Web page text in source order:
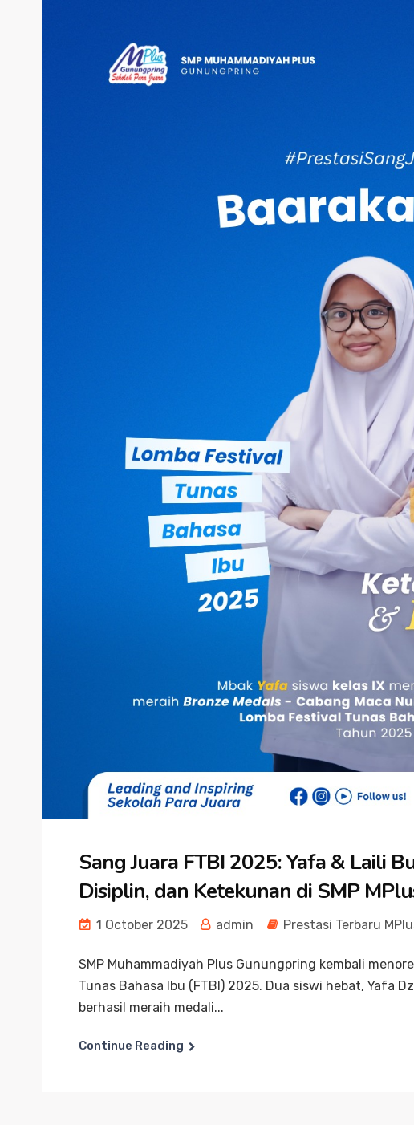
Sang Juara FTBI 2025: Yafa & Laili
Disiplin, dan Ketekunan di SMP
1 October 2025 admin Prestasi Terbaru
SMP Muhammadiyah Plus Gunungpring kembali
Tunas Bahasa Ibu (FTBI) 2025. Dua siswi hebat, Yafa
berhasil meraih medali...
Continue Reading